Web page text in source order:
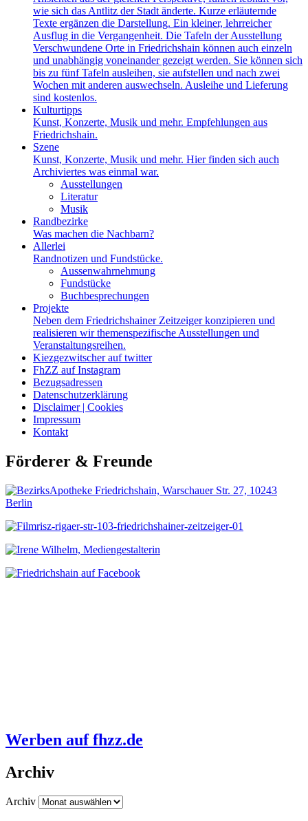
wie sich das Antlitz der Stadt änderte. Kurze erläuternde
Texte ergänzen die Darstellung. Ein kleiner, lehrreicher
Ausflug in die Vergangenheit. Die Tafeln der Ausstellung
Verschwundene Orte in Friedrichshain können auch einzeln
und unabhängig voneinander gezeigt werden. Sie können sich
bis zu fünf Tafeln ausleihen, sie aufstellen und nach zwei
Wochen mit anderen auswechseln. Ausleihe und Lieferung
sind kostenlos.
Kulturtipps
Kunst, Konzerte, Musik und mehr. Empfehlungen aus
Friedrichshain.
Szene
Kunst, Konzerte, Musik und mehr. Hier finden sich auch
Archiviertes was einmal war.
Ausstellungen
Literatur
Musik
Randbezirke
Was machen die Nachbarn?
Allerlei
Randnotizen und Fundstücke.
Aussenwahrnehmung
Fundstücke
Buchbesprechungen
Projekte
Neben dem Friedrichshainer Zeitzeiger konzipieren und
realisieren wir themenspezifische Ausstellungen und
Veranstaltungsreihen.
Kiezgezwitscher auf twitter
FhZZ auf Instagram
Bezugsadressen
Datenschutzerklärung
Disclaimer | Cookies
Impressum
Kontakt
Förderer & Freunde
Werben auf fhzz.de
Archiv
Archiv